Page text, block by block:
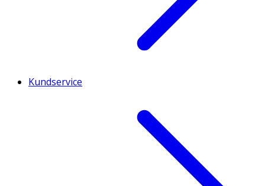
Kundservice